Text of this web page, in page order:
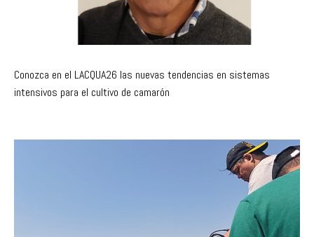
Conozca en el LACQUA26 las nuevas tendencias en sistemas
intensivos para el cultivo de camarón